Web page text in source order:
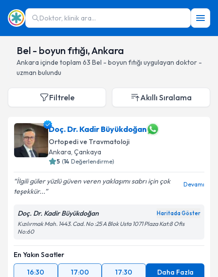
Doktor, klinik ara...
Bel - boyun fıtığı, Ankara
Ankara içinde toplam 63 Bel - boyun fıtığı uygulayan doktor -
uzman bulundu
Filtrele Akıllı Sıralama
Doç. Dr. Kadir Büyükdoğan
Ortopedi ve Travmatoloji
Ankara, Çankaya
5 (14 Değerlendirme)
İlgili güler yüzlü güven veren yaklaşımı sabrı için çok
teşekkür...
Devamı
Doç. Dr. Kadir Büyükdoğan Haritada Göster
Kızılırmak Mah. 1443. Cad. No :25 A Blok Usta 1071 Plaza Kat:8 Ofis
No:60
En Yakın Saatler
16:30
17:00 17:30 Daha Fazla